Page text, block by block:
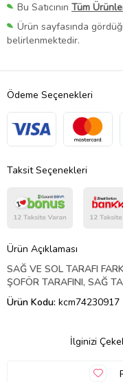
Bu Satıcının Tüm
Ürün sayfasında
belirlenmektedir.
Ödeme Seçenekleri
Taksit Seçenekleri
Ürün Açıklaması
SAĞ VE SOL TARAFI
ŞOFÖR TARAFINI, SAĞ
Ürün Kodu: kcm74230917
İlginizi